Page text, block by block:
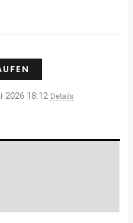
2026 18:12 Details